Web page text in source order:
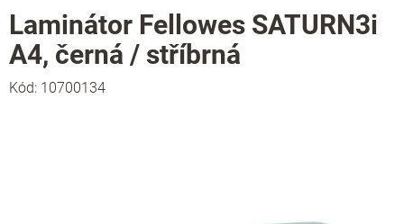
produktu
je
0,0
z
5
Laminátor Fellowes SATURN3i
A4, černá / stříbrná
Kód: 10700134